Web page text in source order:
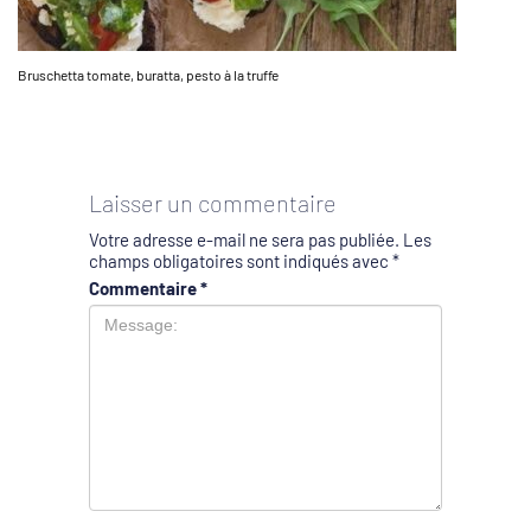
Bruschetta tomate, buratta, pesto à la truffe
Laisser un commentaire
Votre adresse e-mail ne sera pas publiée. Les
champs obligatoires sont indiqués avec *
Commentaire*